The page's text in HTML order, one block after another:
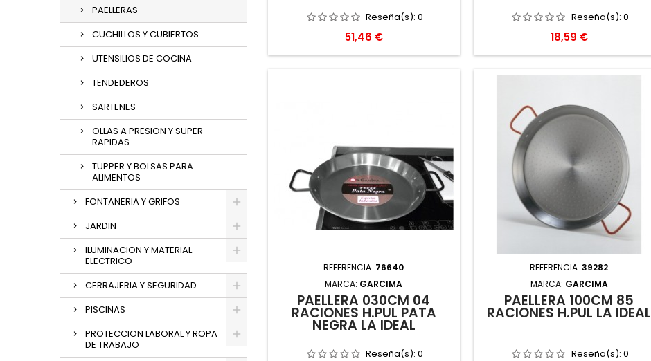
PAELLERAS
CUCHILLOS Y CUBIERTOS
UTENSILIOS DE COCINA
TENDEDEROS
SARTENES
OLLAS A PRESION Y SUPER
RAPIDAS
TUPPER Y BOLSAS PARA
ALIMENTOS
FONTANERIA Y GRIFOS
JARDIN
ILUMINACION Y MATERIAL
ELECTRICO
CERRAJERIA Y SEGURIDAD
PISCINAS
PROTECCION LABORAL Y ROPA
DE TRABAJO
Reseña(s):0
Precio
51,46 €
Reseña(s): 0
Precio
18,59 €
REFERENCIA: 76640
MARCA: GARCIMA
PAELLERA 030CM 04
RACIONES H.PUL PATA
NEGRA LA IDEAL
Reseña(s):0
REFERENCIA:39282
MARCA: GARCIMA
PAELLERA 100CM 85
RACIONES H.PUL LA IDEAL
Reseña(s): 0